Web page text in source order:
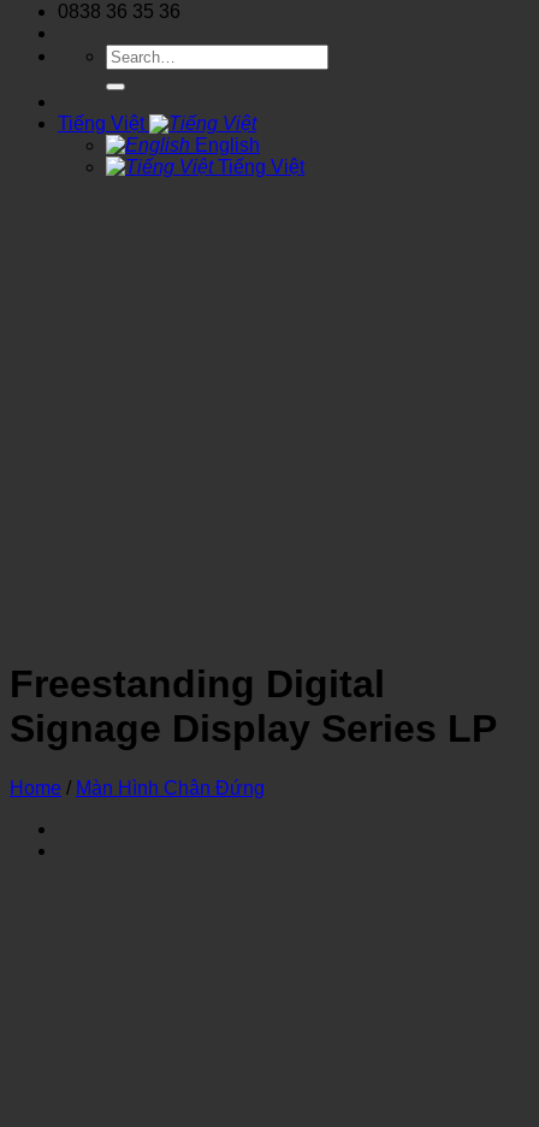
0838 36 35 36
Search
for:
Tiếng Việt
English
Tiếng Việt
Freestanding Digital
Signage Display Series LP
Home / Màn Hình Chân Đứng